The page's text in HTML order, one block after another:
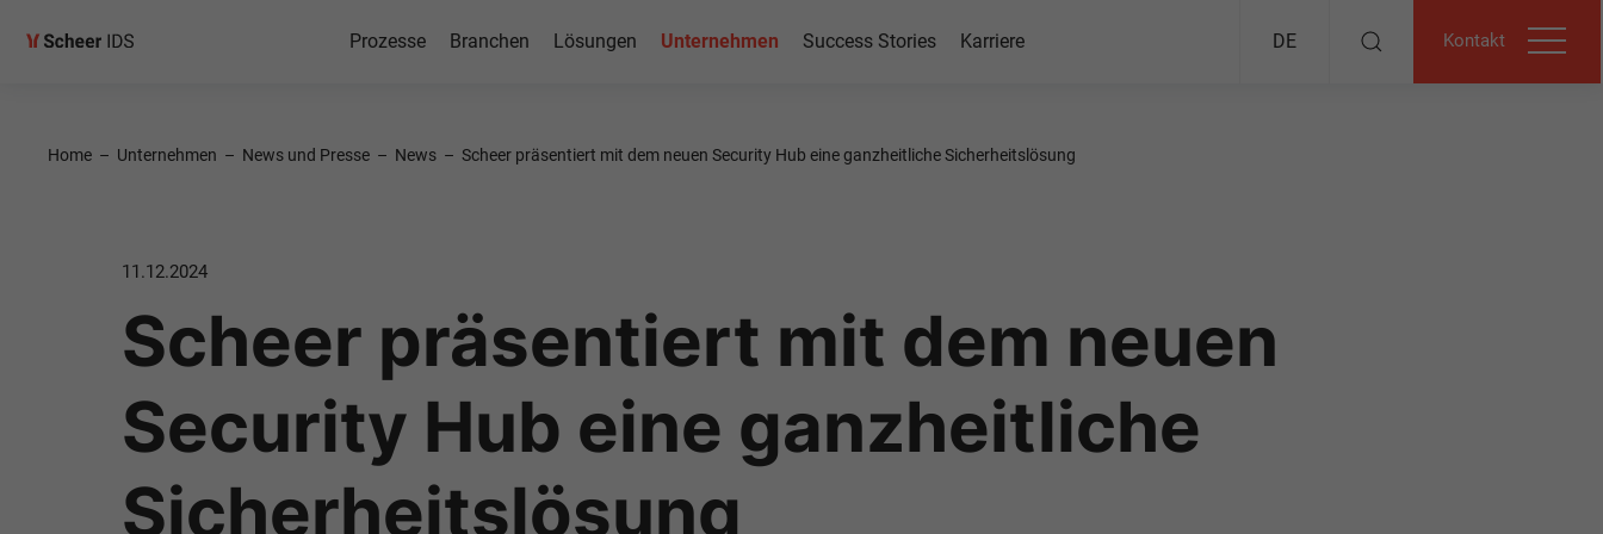
Prozesse Branchen Lösungen Unternehmen Success Stories Karriere DE Kontakt
Home – Unternehmen – News und Presse – News – Scheer präsentiert mit dem neuen Security Hub eine ganzheitliche Sicherheitslösung
11.12.2024
Scheer präsentiert mit dem neuen
Security Hub eine ganzheitliche
Sicherheitslösung